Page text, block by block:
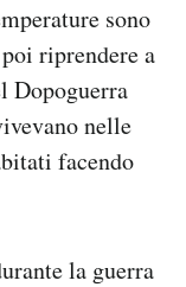
sono
riprendere a
Dopoguerra
nelle
facendo
la guerra